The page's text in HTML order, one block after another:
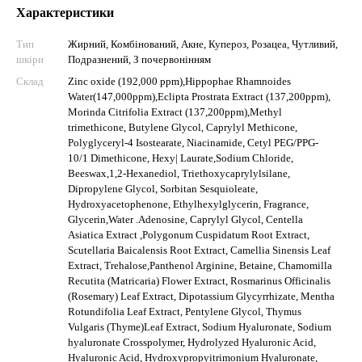
Характеристики
Тип
шкіри
Жирний, Комбінований, Акне, Купероз, Розацеа, Чутливий,
Подразнений, З почервонінням
Склад
Zinc оxide (192,000 ppm),Hippophae Rhamnoides
Water(147,000ppm),Eclipta Prostrata Extract (137,200ppm),
Morinda Citrifolia Extract (137,200ppm),Methyl
trimethicone, Butylene Glycol, Caprylyl Methicone,
Polyglyceryl-4 Isostearate, Niacinamide, Cetyl PEG/PPG-
10/1 Dimethicone, Hexy| Laurate,Sodium Chloride,
Beeswax,1,2-Hexanediol, Triethoxycaprylylsilane,
Dipropylene Glycol, Sorbitan Sesquioleate,
Hydroxyacetophenone, Ethylhexylglycerin, Fragrance,
Glycerin,Water .Adenosine, Caprylyl Glycol, Centella
Asiatica Extract ,Polygonum Cuspidatum Root Extract,
Scutellaria Baicalensis Root Extract, Camellia Sinensis Leaf
Extract, Trehalose,Panthenol Arginine, Betaine, Chamomilla
Recutita (Matricaria) Flower Extract, Rosmarinus Officinalis
(Rosemary) Leaf Extract, Dipotassium Glycyrrhizate, Mentha
Rotundifolia Leaf Extract, Pentylene Glycol, Thymus
Vulgaris (Thyme)Leaf Extract, Sodium Hyaluronate, Sodium
hyaluronate Crosspolymer, Hydrolyzed Hyaluronic Acid,
Hyaluronic Acid, Hydroxypropyitrimonium Hyaluronate,